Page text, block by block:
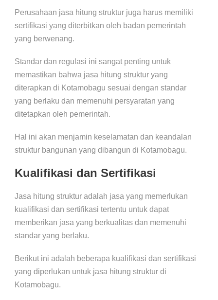
Perusahaan jasa hitung struktur juga harus memiliki
sertifikasi yang diterbitkan oleh badan pemerintah
yang berwenang.
Standar dan regulasi ini sangat penting untuk
memastikan bahwa jasa hitung struktur yang
diterapkan di Kotamobagu sesuai dengan standar
yang berlaku dan memenuhi persyaratan yang
ditetapkan oleh pemerintah.
Hal ini akan menjamin keselamatan dan keandalan
struktur bangunan yang dibangun di Kotamobagu.
Kualifikasi dan Sertifikasi
Jasa hitung struktur adalah jasa yang memerlukan
kualifikasi dan sertifikasi tertentu untuk dapat
memberikan jasa yang berkualitas dan memenuhi
standar yang berlaku.
Berikut ini adalah beberapa kualifikasi dan sertifikasi
yang diperlukan untuk jasa hitung struktur di
Kotamobagu.